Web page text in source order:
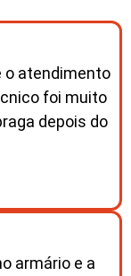
o atendimento
foi muito
depois do
armário e a